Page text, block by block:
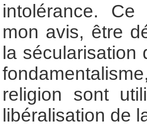
intolérance.
mon avis, être
la
religion sont
libéralisation de